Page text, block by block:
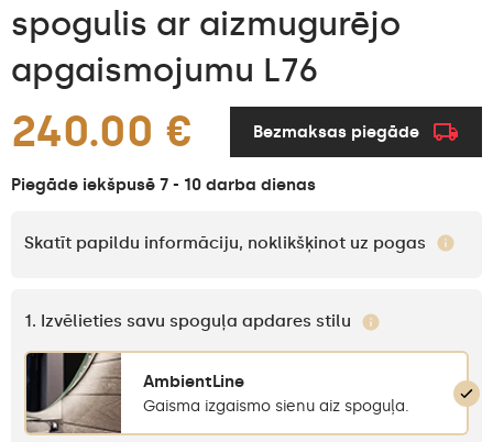
spogulis ar aizmugurējo
apgaismojumu L76
240.00 € Bezmaksas piegāde
Piegāde iekšpusē 7 - 10 darba dienas
Skatīt papildu informāciju, noklikšķinot uz pogas
1. Izvēlieties savu spoguļa apdares stilu
AmbientLine
Gaisma izgaismo sienu aiz spoguļa.